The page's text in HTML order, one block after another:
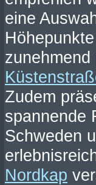
eine
zunehmend
Zudem
spannende
Schweden
Nordkap